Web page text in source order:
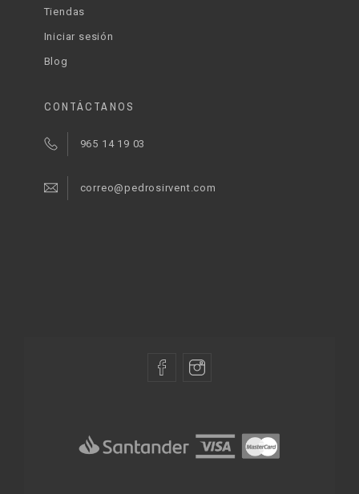
Tiendas
Iniciar sesión
Blog
CONTÁCTANOS
965 14 19 03
correo@pedrosirvent.com